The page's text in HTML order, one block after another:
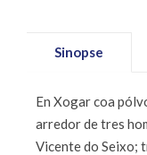
Sinopse
En Xogar coa
arredor de tres
Vicente do Seixo;